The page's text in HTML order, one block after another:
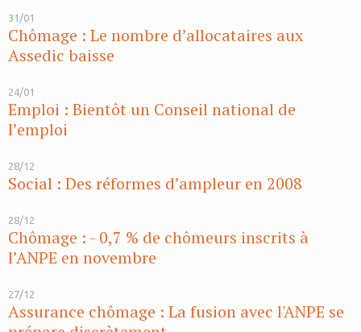
31/01
Chômage : Le nombre d’allocataires aux
Assedic baisse
24/01
Emploi : Bientôt un Conseil national de
l’emploi
28/12
Social : Des réformes d’ampleur en 2008
28/12
Chômage : - 0,7 % de chômeurs inscrits à
l’ANPE en novembre
27/12
Assurance chômage : La fusion avec l'ANPE se